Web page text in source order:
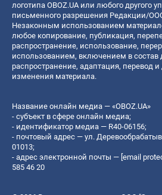
логотипа OBOZ.UA или любого другого
письменного разрешения Редакции/
Незаконным использованием
любое копирование, публикация,
распространение, использование,
использованием, включением в состав
распространение, адаптация, перевод
изменения материала.
Название онлайн медиа — «OBOZ.UA»
- субъект в сфере онлайн медиа;
- идентификатор медиа — R40-06156;
- почтовый адрес — ул.
01013;
- адрес электронной почты — [email
585 46 20